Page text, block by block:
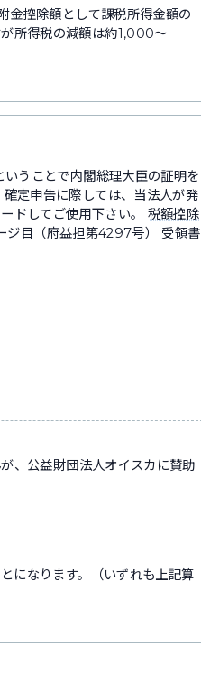
金控除額として課税所得金額の
所得税の減額は約1,000～
うことで内閣総理大臣の証明を
定申告に際しては、当法人が発
ドしてご使用下さい。 税額控除
ジ目（府益担第4297号） 受領書
、公益財団法人オイスカに賛助
になります。（いずれも上記算